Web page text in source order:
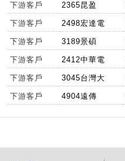
下游客戶 2365昆盈
下游客戶 2498宏達電
下游客戶 3189景碩
下游客戶 2412中華電
下游客戶 3045台灣大
下游客戶 4904遠傳